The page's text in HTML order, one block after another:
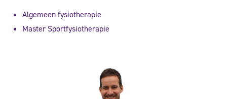
Algemeen fysiotherapie
Master Sportfysiotherapie